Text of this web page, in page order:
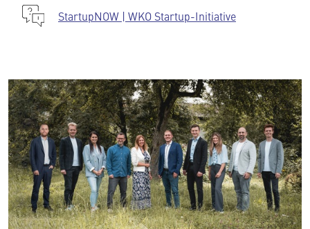
StartupNOW | WKO Startup-Initiative